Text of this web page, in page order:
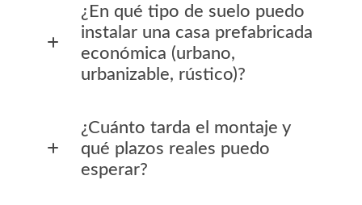
¿En qué tipo de suelo puedo
instalar una casa prefabricada
económica (urbano,
urbanizable, rústico)?
¿Cuánto tarda el montaje y
qué plazos reales puedo
esperar?